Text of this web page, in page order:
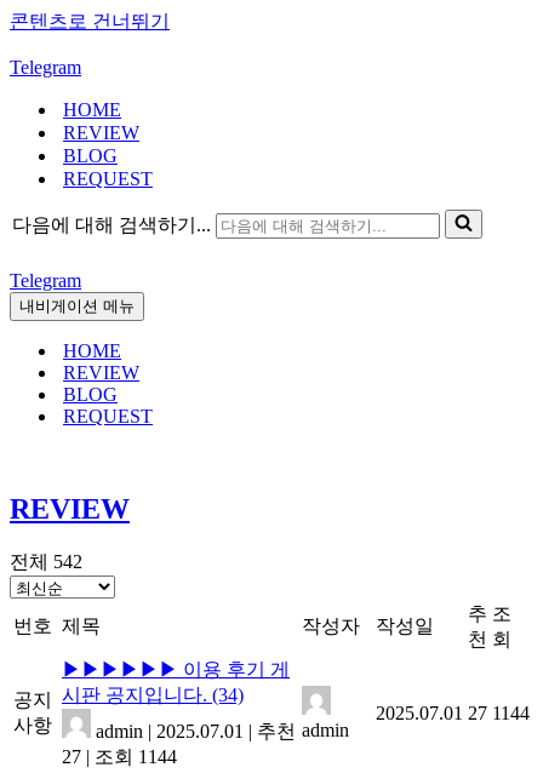
콘텐츠로 건너뛰기
Telegram
HOME
REVIEW
BLOG
REQUEST
다음에 대해 검색하기...
Telegram
내비게이션 메뉴
HOME
REVIEW
BLOG
REQUEST
REVIEW
전체 542
번호 제목 작성자 작성일
추
천
조
회
공지
사항
▶▶▶▶▶▶ 이용 후기 게
시판 공지입니다. (34)
admin | 2025.07.01 | 추천
27 | 조회 1144
admin
2025.07.01 27 1144